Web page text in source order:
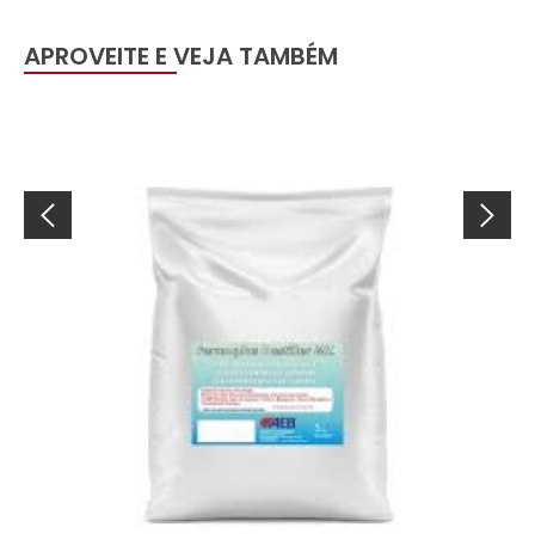
APROVEITE E VEJA TAMBÉM